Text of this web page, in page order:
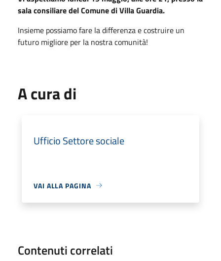
sala consiliare del Comune di Villa Guardia.
Insieme possiamo fare la differenza e costruire un
futuro migliore per la nostra comunità!
A cura di
Ufficio Settore sociale
VAI ALLA PAGINA
Contenuti correlati